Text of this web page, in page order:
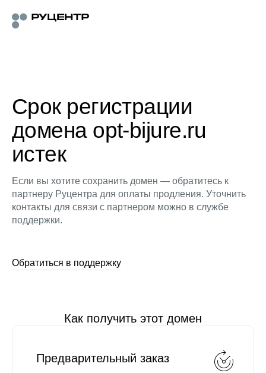
Срок регистрации
домена opt-bijure.ru
истек
Если вы хотите сохранить домен — обратитесь к
партнеру Руцентра для оплаты продления. Уточнить
контакты для связи с партнером можно в службе
поддержки.
Обратиться в поддержку
Как получить этот домен
Предварительный заказ